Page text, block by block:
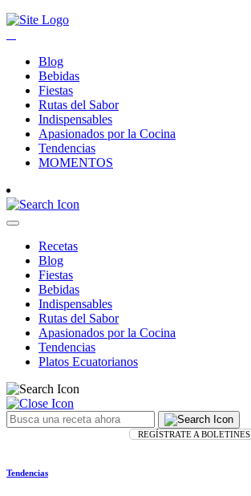
Blog
Bebidas
Fiestas
Rutas del Sabor
Indispensables
Apasionados por la Cocina
Tendencias
MOMENTOS
Recetas
Blog
Fiestas
Bebidas
Indispensables
Rutas del Sabor
Apasionados por la Cocina
Tendencias
Platos Ecuatorianos
REGÍSTRATE A BOLETINES
Tendencias